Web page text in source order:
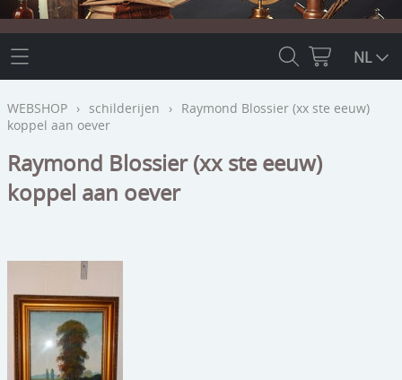
THE RETROHOUSE
WEBSHOP
religie
beelden
reclamevoorwerpen/merken
curiosa
schilderijen
KLANT WORDEN / INLOGGEN
NL
WEBSHOP › schilderijen › Raymond Blossier (xx ste eeuw)
koppel aan oever
Raymond Blossier (xx ste eeuw)
koppel aan oever